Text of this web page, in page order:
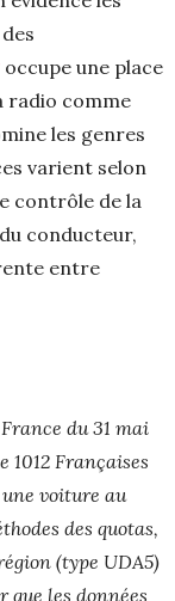
occupe une place
radio comme
les genres
varient selon
contrôle de la
conducteur,
entre
du 31 mai
1012 Françaises
voiture au
des quotas,
(type UDA5)
que les données